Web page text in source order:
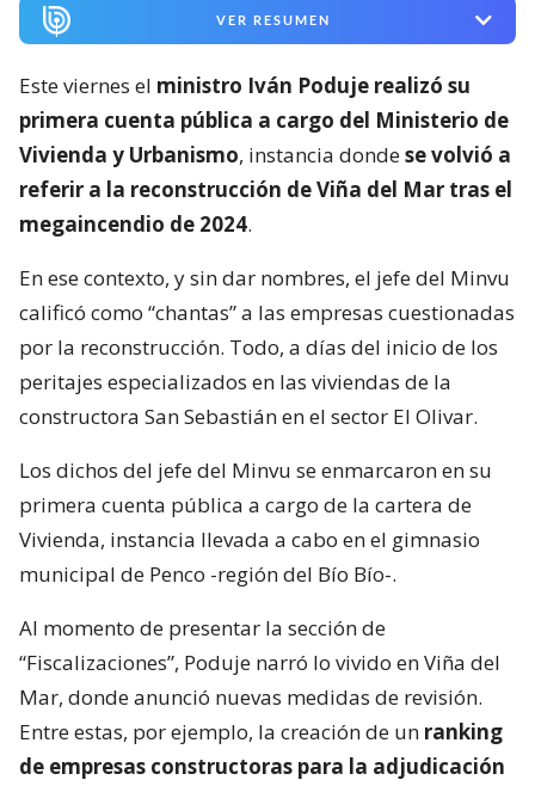
VER RESUMEN
Este viernes el ministro Iván Poduje realizó su
primera cuenta pública a cargo del Ministerio de
Vivienda y Urbanismo, instancia dondese volvió a
referir a la reconstrucción de Viña del Mar tras el
megaincendio de 2024.
En ese contexto, y sin dar nombres, el jefe del Minvu
calificó como “chantas” a las empresas cuestionadas
por la reconstrucción. Todo, a días del inicio de los
peritajes especializados en las viviendas de la
constructora San Sebastián en el sector El Olivar.
Los dichos del jefe del Minvu se enmarcaron en su
primera cuenta pública a cargo de la cartera de
Vivienda, instancia llevada a cabo en el gimnasio
municipal de Penco -región del Bío Bío-.
Al momento de presentar la sección de
“Fiscalizaciones”, Poduje narró lo vivido en Viña del
Mar, donde anunció nuevas medidas de revisión.
Entre estas, por ejemplo, la creación de un ranking
de empresas constructoras para la adjudicación